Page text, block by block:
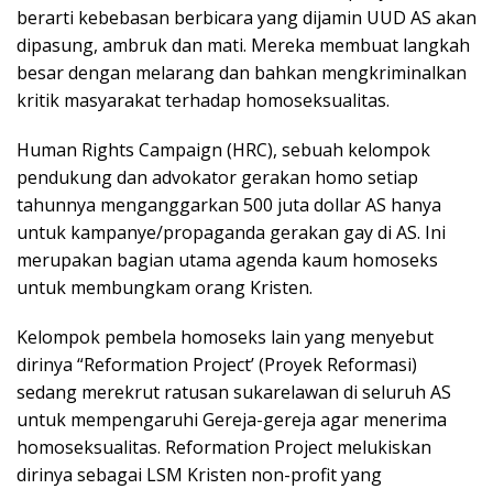
berarti kebebasan berbicara yang dijamin UUD AS akan
dipasung, ambruk dan mati. Mereka membuat langkah
besar dengan melarang dan bahkan mengkriminalkan
kritik masyarakat terhadap homoseksualitas.
Human Rights Campaign (HRC), sebuah kelompok
pendukung dan advokator gerakan homo setiap
tahunnya menganggarkan 500 juta dollar AS hanya
untuk kampanye/propaganda gerakan gay di AS. Ini
merupakan bagian utama agenda kaum homoseks
untuk membungkam orang Kristen.
Kelompok pembela homoseks lain yang menyebut
dirinya “Reformation Project’ (Proyek Reformasi)
sedang merekrut ratusan sukarelawan di seluruh AS
untuk mempengaruhi Gereja-gereja agar menerima
homoseksualitas. Reformation Project melukiskan
dirinya sebagai LSM Kristen non-profit yang